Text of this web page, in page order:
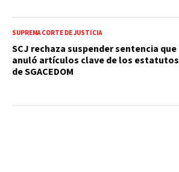
SUPREMA CORTE DE JUSTICIA
SCJ rechaza suspender sentencia que
anuló artículos clave de los estatutos
de SGACEDOM